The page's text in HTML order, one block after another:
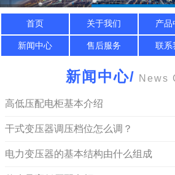
首页 关于我们 产品
新闻中心 售后服务 联系
新闻中心/ News
高低压配电柜基本介绍
干式变压器调压档位怎么调？
电力变压器的基本结构由什么组成